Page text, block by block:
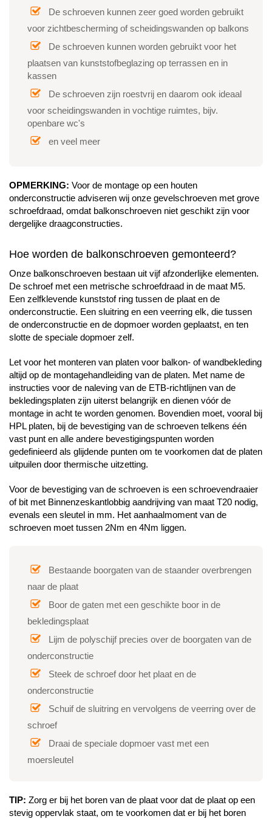
De schroeven kunnen zeer goed worden gebruikt
voor zichtbescherming of scheidingswanden op balkons
De schroeven kunnen worden gebruikt voor het
plaatsen van kunststofbeglazing op terrassen en in
kassen
De schroeven zijn roestvrij en daarom ook ideaal
voor scheidingswanden in vochtige ruimtes, bijv.
openbare wc's
en veel meer
OPMERKING: Voor de montage op een houten
onderconstructie adviseren wij onze gevelschroeven met grove
schroefdraad, omdat balkonschroeven niet geschikt zijn voor
dergelijke draagconstructies.
Hoe worden de balkonschroeven gemonteerd?
Onze balkonschroeven bestaan uit vijf afzonderlijke elementen.
De schroef met een metrische schroefdraad in de maat M5.
Een zelfklevende kunststof ring tussen de plaat en de
onderconstructie. Een sluitring en een veerring elk, die tussen
de onderconstructie en de dopmoer worden geplaatst, en ten
slotte de speciale dopmoer zelf.
Let voor het monteren van platen voor balkon- of wandbekleding
altijd op de montagehandleiding van de platen. Met name de
instructies voor de naleving van de ETB-richtlijnen van de
bekledingsplaten zijn uiterst belangrijk en dienen vóór de
montage in acht te worden genomen. Bovendien moet, vooral bij
HPL platen, bij de bevestiging van de schroeven telkens één
vast punt en alle andere bevestigingspunten worden
gedefinieerd als glijdende punten om te voorkomen dat de platen
uitpuilen door thermische uitzetting.
Voor de bevestiging van de schroeven is een schroevendraaier
of bit met Binnenzeskantlobbig aandrijving van maat T20 nodig,
evenals een sleutel in mm. Het aanhaalmoment van de
schroeven moet tussen 2Nm en 4Nm liggen.
Bestaande boorgaten van de staander overbrengen
naar de plaat
Boor de gaten met een geschikte boor in de
bekledingsplaat
Lijm de polyschijf precies over de boorgaten van de
onderconstructie
Steek de schroef door het plaat en de
onderconstructie
Schuif de sluitring en vervolgens de veerring over de
schroef
Draai de speciale dopmoer vast met een
moersleutel
TIP: Zorg er bij het boren van de plaat voor dat de plaat op een
stevig oppervlak staat, om te voorkomen dat er bij het boren